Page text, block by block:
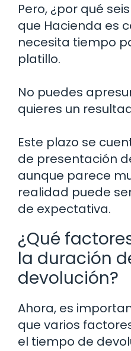
Pero, ¿por qué
que Hacienda es
necesita tiempo
platillo.
No puedes
quieres un
Este plazo se
de presentación
aunque parece
realidad puede
de expectativa.
¿Qué
la duración
devolución?
Ahora, es
que varios
el tiempo de